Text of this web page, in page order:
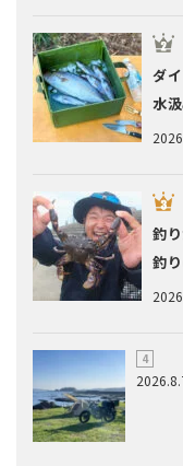
ダ
水
釣
釣